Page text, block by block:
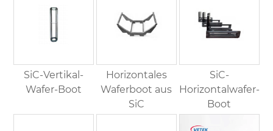
SiC-Vertikal-
Wafer-Boot
Horizontales
Waferboot aus
SiC
SiC-
Horizontalwafer-
Boot